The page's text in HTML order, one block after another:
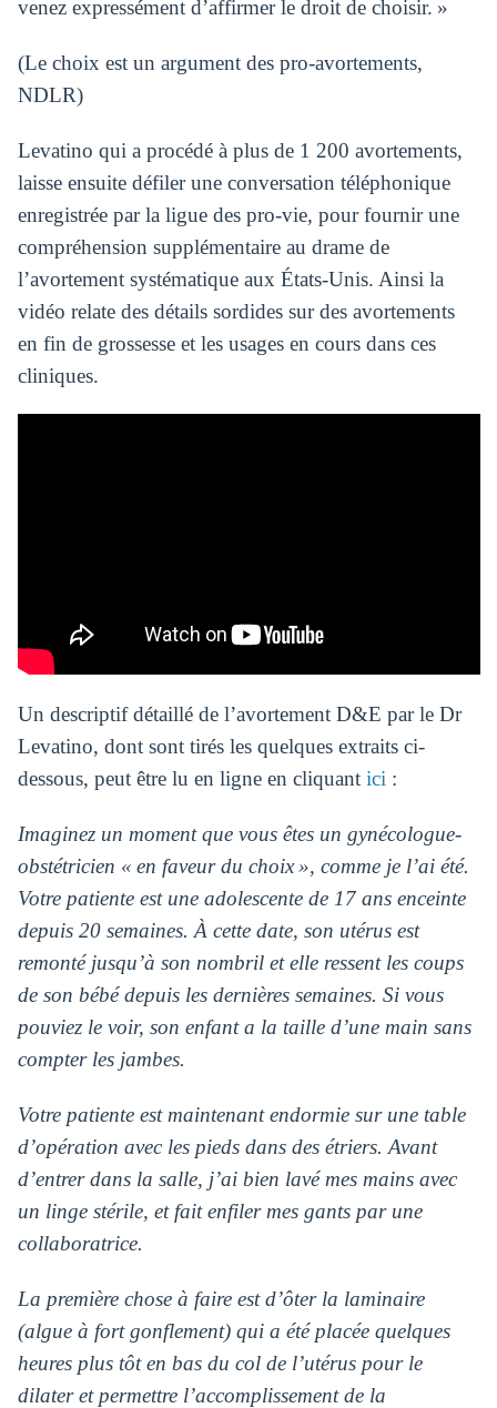
venez expressément d’affirmer le droit de choisir. »
(Le choix est un argument des pro-avortements,
NDLR)
Levatino qui a procédé à plus de 1 200 avortements,
laisse ensuite défiler une conversation téléphonique
enregistrée par la ligue des pro-vie, pour fournir une
compréhension supplémentaire au drame de
l’avortement systématique aux États-Unis. Ainsi la
vidéo relate des détails sordides sur des avortements
en fin de grossesse et les usages en cours dans ces
cliniques.
Un descriptif détaillé de l’avortement D&E par le Dr
Levatino, dont sont tirés les quelques extraits ci-
dessous, peut être lu en ligne en cliquant ici :
Imaginez un moment que vous êtes un gynécologue-
obstétricien « en faveur du choix », comme je l’ai été.
Votre patiente est une adolescente de 17 ans enceinte
depuis 20 semaines. À cette date, son utérus est
remonté jusqu’à son nombril et elle ressent les coups
de son bébé depuis les dernières semaines. Si vous
pouviez le voir, son enfant a la taille d’une main sans
compter les jambes.
Votre patiente est maintenant endormie sur une table
d’opération avec les pieds dans des étriers. Avant
d’entrer dans la salle, j’ai bien lavé mes mains avec
un linge stérile, et fait enfiler mes gants par une
collaboratrice.
La première chose à faire est d’ôter la laminaire
(algue à fort gonflement) qui a été placée quelques
heures plus tôt en bas du col de l’utérus pour le
dilater et permettre l’accomplissement de la